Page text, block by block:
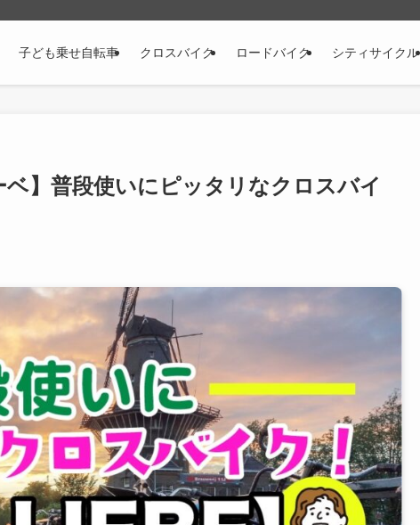
子ども乗せ自転車 クロスバイク ロードバイク シティサイクル
ベ】普段使いにピッタリなクロスバイ